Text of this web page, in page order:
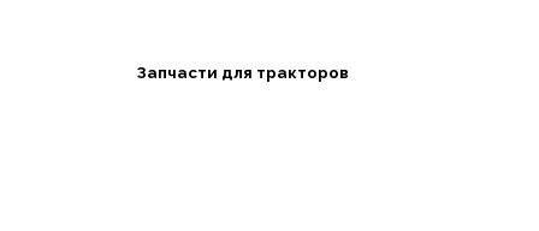
Запчасти для тракторов